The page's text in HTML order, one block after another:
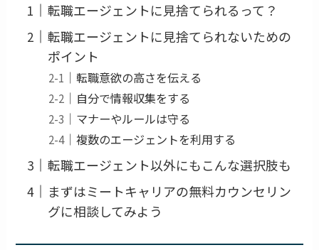
転職エージェントに見捨てられるって？
転職エージェントに見捨てられないための
ポイント
転職意欲の高さを伝える
自分で情報収集をする
マナーやルールは守る
複数のエージェントを利用する
転職エージェント以外にもこんな選択肢も
まずはミートキャリアの無料カウンセリン
グに相談してみよう